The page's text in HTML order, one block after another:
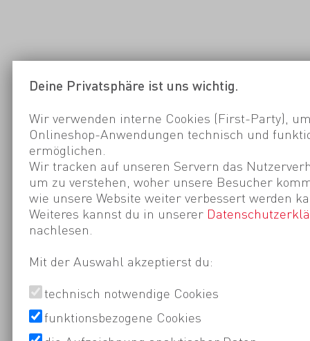
Deine Privatsphäre ist uns wichtig.
Wir verwenden interne Cookies (First-Party),
Onlineshop-Anwendungen technisch und
ermöglichen.
Wir tracken auf unseren Servern das
um zu verstehen, woher unsere Besucher
wie unsere Website weiter verbessert werden
Weiteres kannst du in unserer
nachlesen.
Mit der Auswahl akzeptierst du:
technisch notwendige Cookies
funktionsbezogene Cookies